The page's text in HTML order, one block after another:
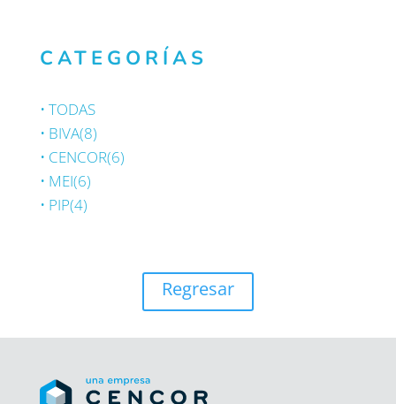
CATEGORÍAS
• TODAS
• BIVA(8)
• CENCOR(6)
• MEI(6)
• PIP(4)
Regresar